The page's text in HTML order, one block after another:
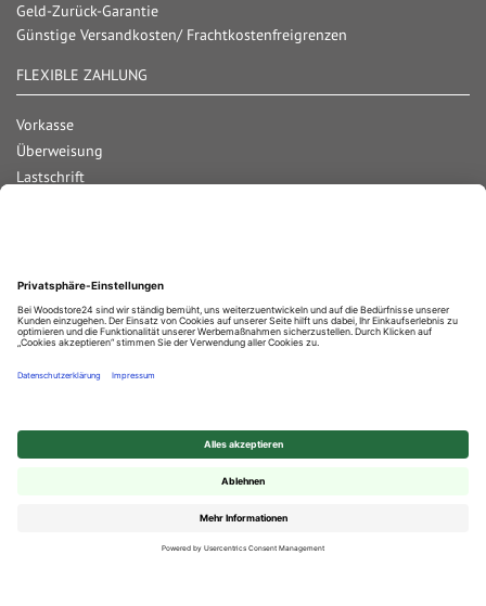
Geld-Zurück-Garantie
Günstige Versandkosten/ Frachtkostenfreigrenzen
FLEXIBLE ZAHLUNG
Vorkasse
Überweisung
Lastschrift
Paypal
Bar bei Abholung
Woodstore GmbH & Co KG
5.00mit858Bewertungen
Bewertungsgrundlage des Anbieters: 4 Verkaufs- und 2 Bewertungsplattformen
© 2025 Woodstore GmbH & Co. KG